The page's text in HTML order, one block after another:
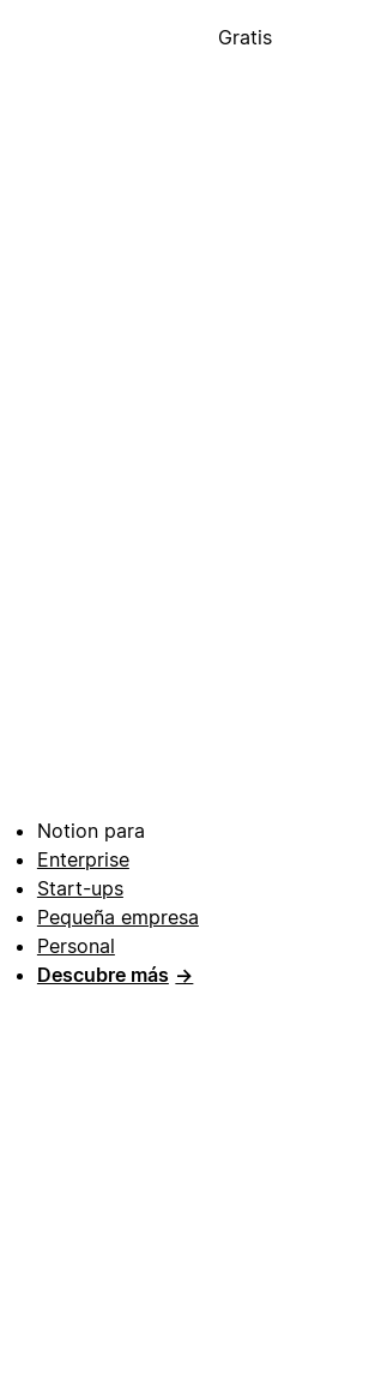
Gratis
Notion para
Enterprise
Start-ups
Pequeña empresa
Personal
Descubre más →